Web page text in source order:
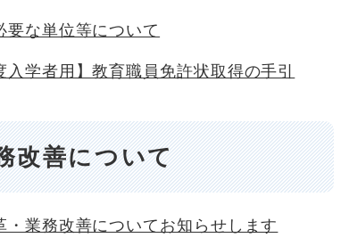
要な単位等について
入学者用】教育職員免許状取得の手引
改善について
・業務改善についてお知らせします